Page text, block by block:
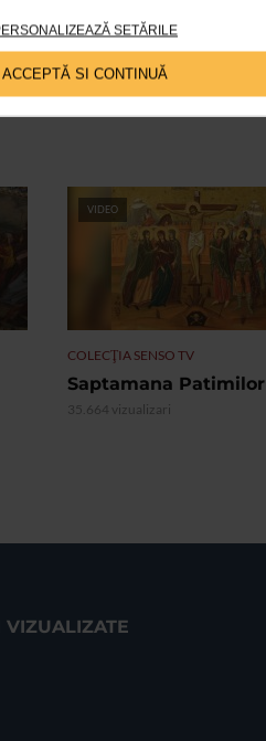
SETĂRILE
ACCEPTĂ SI CONTINUĂ
VIDEO
COLECŢIA SENSO TV
Saptamana Patimilor
35.664 vizualizari
VIZUALIZATE